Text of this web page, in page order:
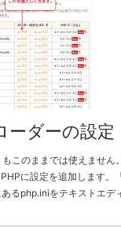
ーダーの設定
もこのままでは使えませ
に設定を追加します。
あるphp.iniをテキストエデ